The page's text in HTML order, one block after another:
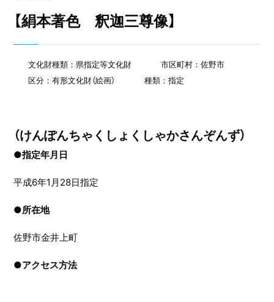
【絹本著色 釈迦三尊像】
文化財種類：県指定等文化財
市区町村：佐野市
区分：有形文化財（絵画）
種類：指定
（けんぽんちゃくしょくしゃかさんぞんず）
●指定年月日
平成6年1月28日指定
●所在地
佐野市金井上町
●アクセス方法